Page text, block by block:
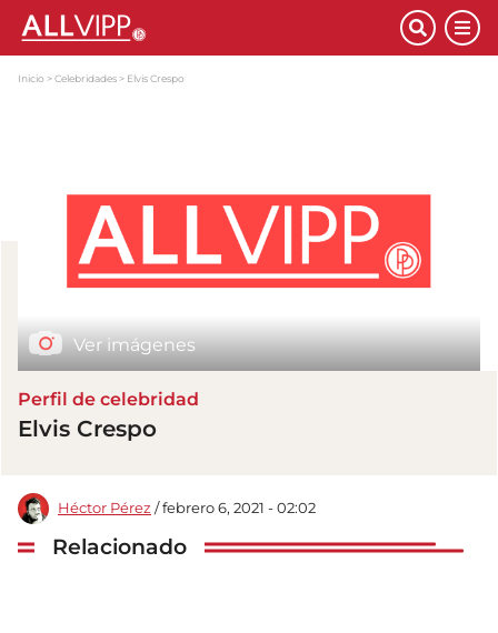
Inicio Celebridades Elvis Crespo
Ver imágenes
Perfil de celebridad
Elvis Crespo
Héctor Pérez / febrero 6, 2021 - 02:02
Relacionado